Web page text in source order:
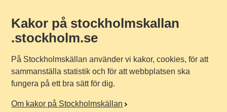
Kakor på stockholmskallan
.stockholm.se
På Stockholmskällan använder vi kakor, cookies, för att
sammanställa statistik och för att webbplatsen ska
fungera på ett bra sätt för dig.
Om kakor på Stockholmskällan